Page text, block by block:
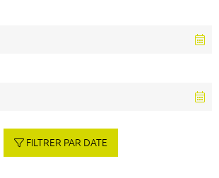
FILTRER PAR DATE